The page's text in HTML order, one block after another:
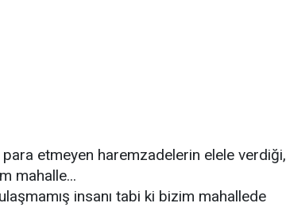
para etmeyen haremzadelerin elele verdiği,
mahalle...
insanı tabi ki bizim mahallede